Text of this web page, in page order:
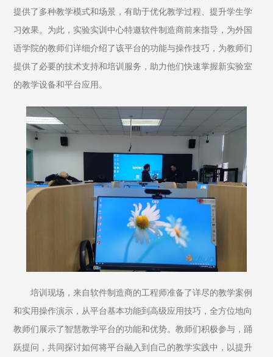
提供了多种教学模式和场景，有助于优化教学过程、提升学生学
习效果。为此，实验实训中心特邀软件制造商前来指导，为外国
语学院的教师们详细介绍了该平台的功能与操作技巧，为教师们
提供了必要的技术支持和培训服务，助力他们快速掌握新实验室
的教学设备和平台应用。
培训现场，来自软件制造商的工程师准备了详尽的教学案例
和实用操作演示，从平台基本功能到高级应用技巧，全方位地向
教师们展示了智慧教学平台的功能和优势。教师们积极参与，踊
跃提问，共同探讨如何将平台融入到自己的教学实践中，以提升